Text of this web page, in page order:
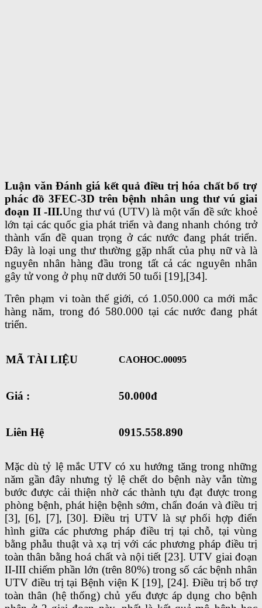
Luận văn Đánh giá kết quả điều trị hóa chất bổ trợ
phác đồ 3FEC-3D trên bệnh nhân ung thư vú giai
đoạn II -III.Ung thư vú (UTV) là một vấn đề sức khoẻ
lớn tại các quốc gia phát triển và đang nhanh chóng trở
thành vấn đề quan trọng ở các nước đang phát triển.
Đây là loại ung thư thường gặp nhất của phụ nữ và là
nguyên nhân hàng đầu trong tất cả các nguyên nhân
gây tử vong ở phụ nữ dưới 50 tuổi [19],[34].
Trên phạm vi toàn thế giới, có 1.050.000 ca mới mắc
hàng năm, trong đó 580.000 tại các nước đang phát
triển.
MÃ TÀI LIỆU CAOHOC.00095
Giá : 50.000đ
Liên Hệ 0915.558.890
Mặc dù tỷ lệ mắc UTV có xu hướng tăng trong những
năm gần đây nhưng tỷ lệ chết do bệnh này vẫn từng
bước được cải thiện nhờ các thành tựu đạt được trong
phòng bệnh, phát hiện bệnh sớm, chẩn đoán và điều trị
[3], [6], [7], [30]. Điều trị UTV là sự phối hợp điển
hình giữa các phương pháp điều trị tại chỗ, tại vùng
bằng phẫu thuật và xạ trị với các phương pháp điều trị
toàn thân bằng hoá chất và nội tiết [23]. UTV giai đoạn
II-III chiếm phần lớn (trên 80%) trong số các bệnh nhân
UTV điều trị tại Bệnh viện K [19], [24]. Điều trị bổ trợ
toàn thân (hệ thống) chủ yếu được áp dụng cho bệnh